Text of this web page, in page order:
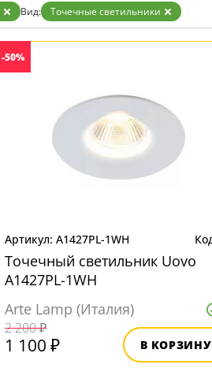
Вид: Точечные светильники
-50%
A1427PL-1WH
Точечный светильник Uovo
A1427PL-1WH
Arte Lamp (Италия)
2 200 ₽
1 100 ₽ В КОРЗИНУ